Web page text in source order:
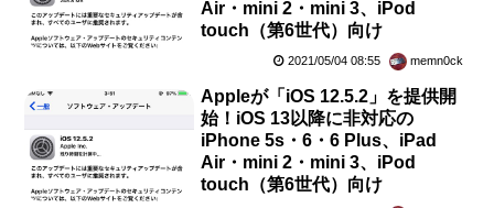
Air・mini 2・mini 3、iPod
touch（第6世代）向け
2021/05/04 08:55 memn0ck
Appleが「iOS 12.5.2」を提供開
始！iOS 13以降に非対応の
iPhone 5s・6・6 Plus、iPad
Air・mini 2・mini 3、iPod
touch（第6世代）向け